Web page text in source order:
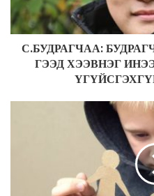
l
d
С.БУДРАГЧАА:
ГЭЭД ХЭЭВНЭГ